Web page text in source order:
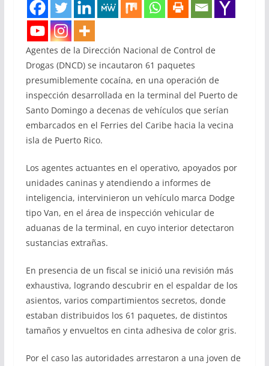
Agentes de la Dirección Nacional de Control de
Drogas (DNCD) se incautaron 61 paquetes
presumiblemente cocaína, en una operación de
inspección desarrollada en la terminal del Puerto de
Santo Domingo a decenas de vehículos que serían
embarcados en el Ferries del Caribe hacia la vecina
isla de Puerto Rico.
Los agentes actuantes en el operativo, apoyados por
unidades caninas y atendiendo a informes de
inteligencia, intervinieron un vehículo marca Dodge
tipo Van, en el área de inspección vehicular de
aduanas de la terminal, en cuyo interior detectaron
sustancias extrañas.
En presencia de un fiscal se inició una revisión más
exhaustiva, logrando descubrir en el espaldar de los
asientos, varios compartimientos secretos, donde
estaban distribuidos los 61 paquetes, de distintos
tamaños y envueltos en cinta adhesiva de color gris.
Por el caso las autoridades arrestaron a una joven de